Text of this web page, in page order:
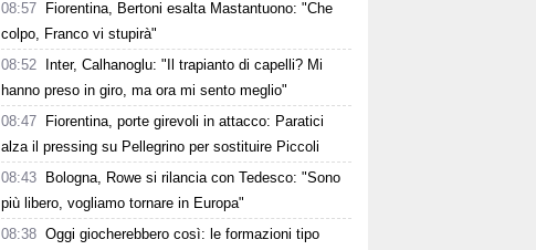
08:57
Fiorentina, Bertoni esalta Mastantuono: "Che
colpo, Franco vi stupirà"
08:52
Inter, Calhanoglu: "Il trapianto di capelli? Mi
hanno preso in giro, ma ora mi sento meglio"
08:47
Fiorentina, porte girevoli in attacco: Paratici
alza il pressing su Pellegrino per sostituire Piccoli
08:43
Bologna, Rowe si rilancia con Tedesco: "Sono
più libero, vogliamo tornare in Europa"
08:38 Oggi giocherebbero così: le formazioni tipo